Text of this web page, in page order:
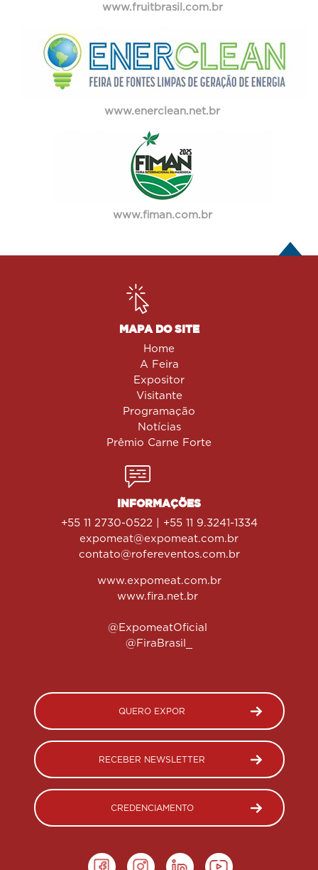
www.fruitbrasil.com.br
www.enerclean.net.br
www.fiman.com.br
MAPA DO SITE
Home
A Feira
Expositor
Visitante
Programação
Notícias
Prêmio Carne Forte
INFORMAÇÕES
+55 11 2730-0522 | +55 11 9.3241-1334
expomeat@expomeat.com.br
contato@rofereventos.com.br
www.expomeat.com.br
www.fira.net.br
@ExpomeatOficial
@FiraBrasil_
QUERO EXPOR
RECEBER NEWSLETTER
CREDENCIAMENTO